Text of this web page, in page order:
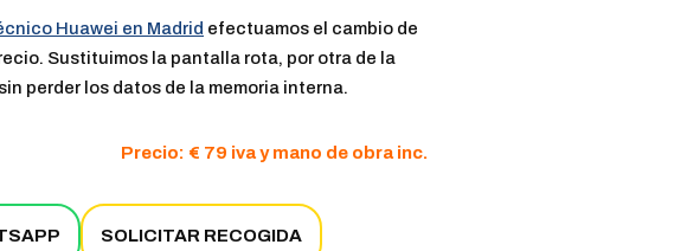
Huawei en Madrid efectuamos el cambio de
Sustituimos la pantalla rota, por otra de la
sin perder los datos de la memoria interna.
Precio: € 79 iva y mano de obra inc.
SOLICITAR RECOGIDA